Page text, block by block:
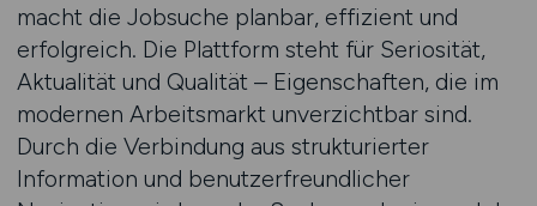
macht die Jobsuche planbar, effizient und
erfolgreich. Die Plattform steht für Seriosität,
Aktualität und Qualität – Eigenschaften, die im
modernen Arbeitsmarkt unverzichtbar sind.
Durch die Verbindung aus strukturierter
Information und benutzerfreundlicher